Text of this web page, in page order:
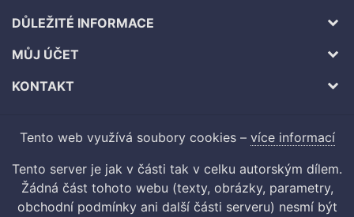
DŮLEŽITÉ INFORMACE
MŮJ ÚČET
KONTAKT
Tento web využívá soubory cookies – více informací
Tento server je jak v části tak v celku autorským dílem.
Žádná část tohoto webu (texty, obrázky, parametry,
obchodní podmínky ani další části serveru) nesmí být